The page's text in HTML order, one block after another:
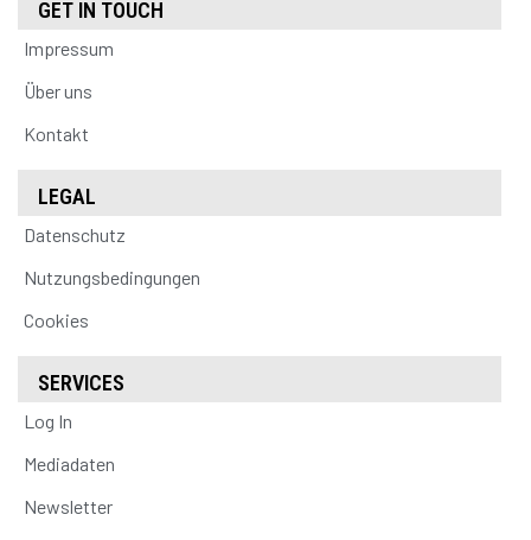
GET IN TOUCH
Impressum
Über uns
Kontakt
LEGAL
Datenschutz
Nutzungsbedingungen
Cookies
SERVICES
Log In
Mediadaten
Newsletter